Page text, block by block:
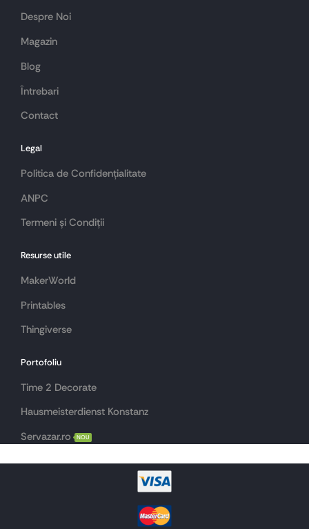
Despre Noi
Magazin
Blog
Întrebari
Contact
Legal
Politica de Confidențialitate
ANPC
Termeni și Condiții
Resurse utile
MakerWorld
Printables
Thingiverse
Portofoliu
Time 2 Decorate
Hausmeisterdienst Konstanz
Servazar.ro
NOU